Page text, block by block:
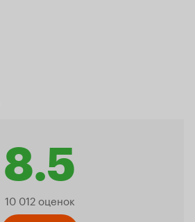
8.5
Рейтинг
10 012 оценок